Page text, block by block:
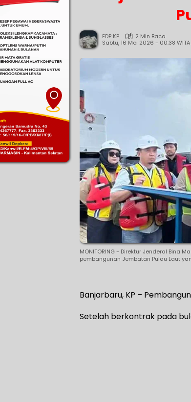
EDP KP
2 Min Baca
Sabtu, 16 Mei 2026 - 00:38 WITA
MONITORING - Direktur Jenderal Bina
pembangunan Jembatan Pulau Laut
Banjarbaru, KP –
Setelah berkontrak pada